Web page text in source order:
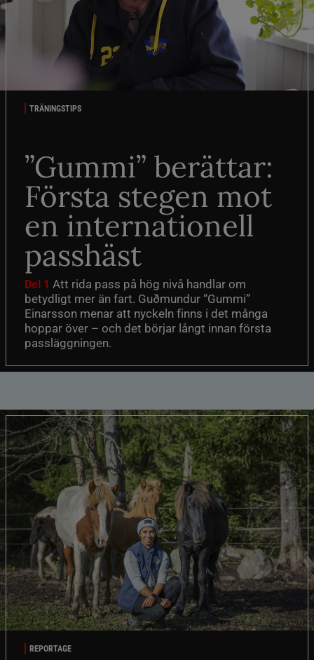
TRÄNINGSTIPS
”Gummi” berättar:
Första stegen mot
en internationell
passhäst
Del 1 Att rida pass på hög nivå handlar om
betydligt mer än fart. Guðmundur “Gummi”
Einarsson menar att nyckeln finns i det många
hoppar över – och det börjar långt innan första
passläggningen.
REPORTAGE